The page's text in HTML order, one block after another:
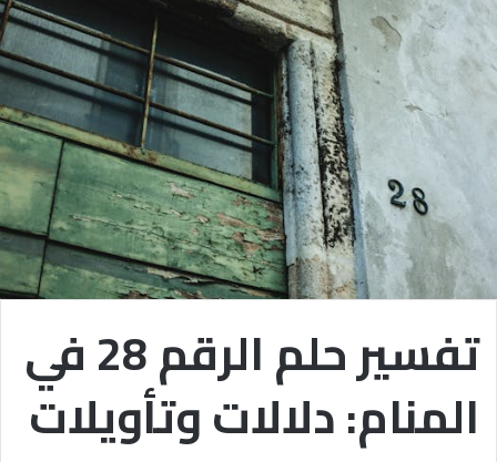
تفسير حلم الرقم 28 في
المنام: دلالات وتأويلات